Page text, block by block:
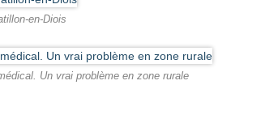
en-Diois
Un vrai problème en zone rurale